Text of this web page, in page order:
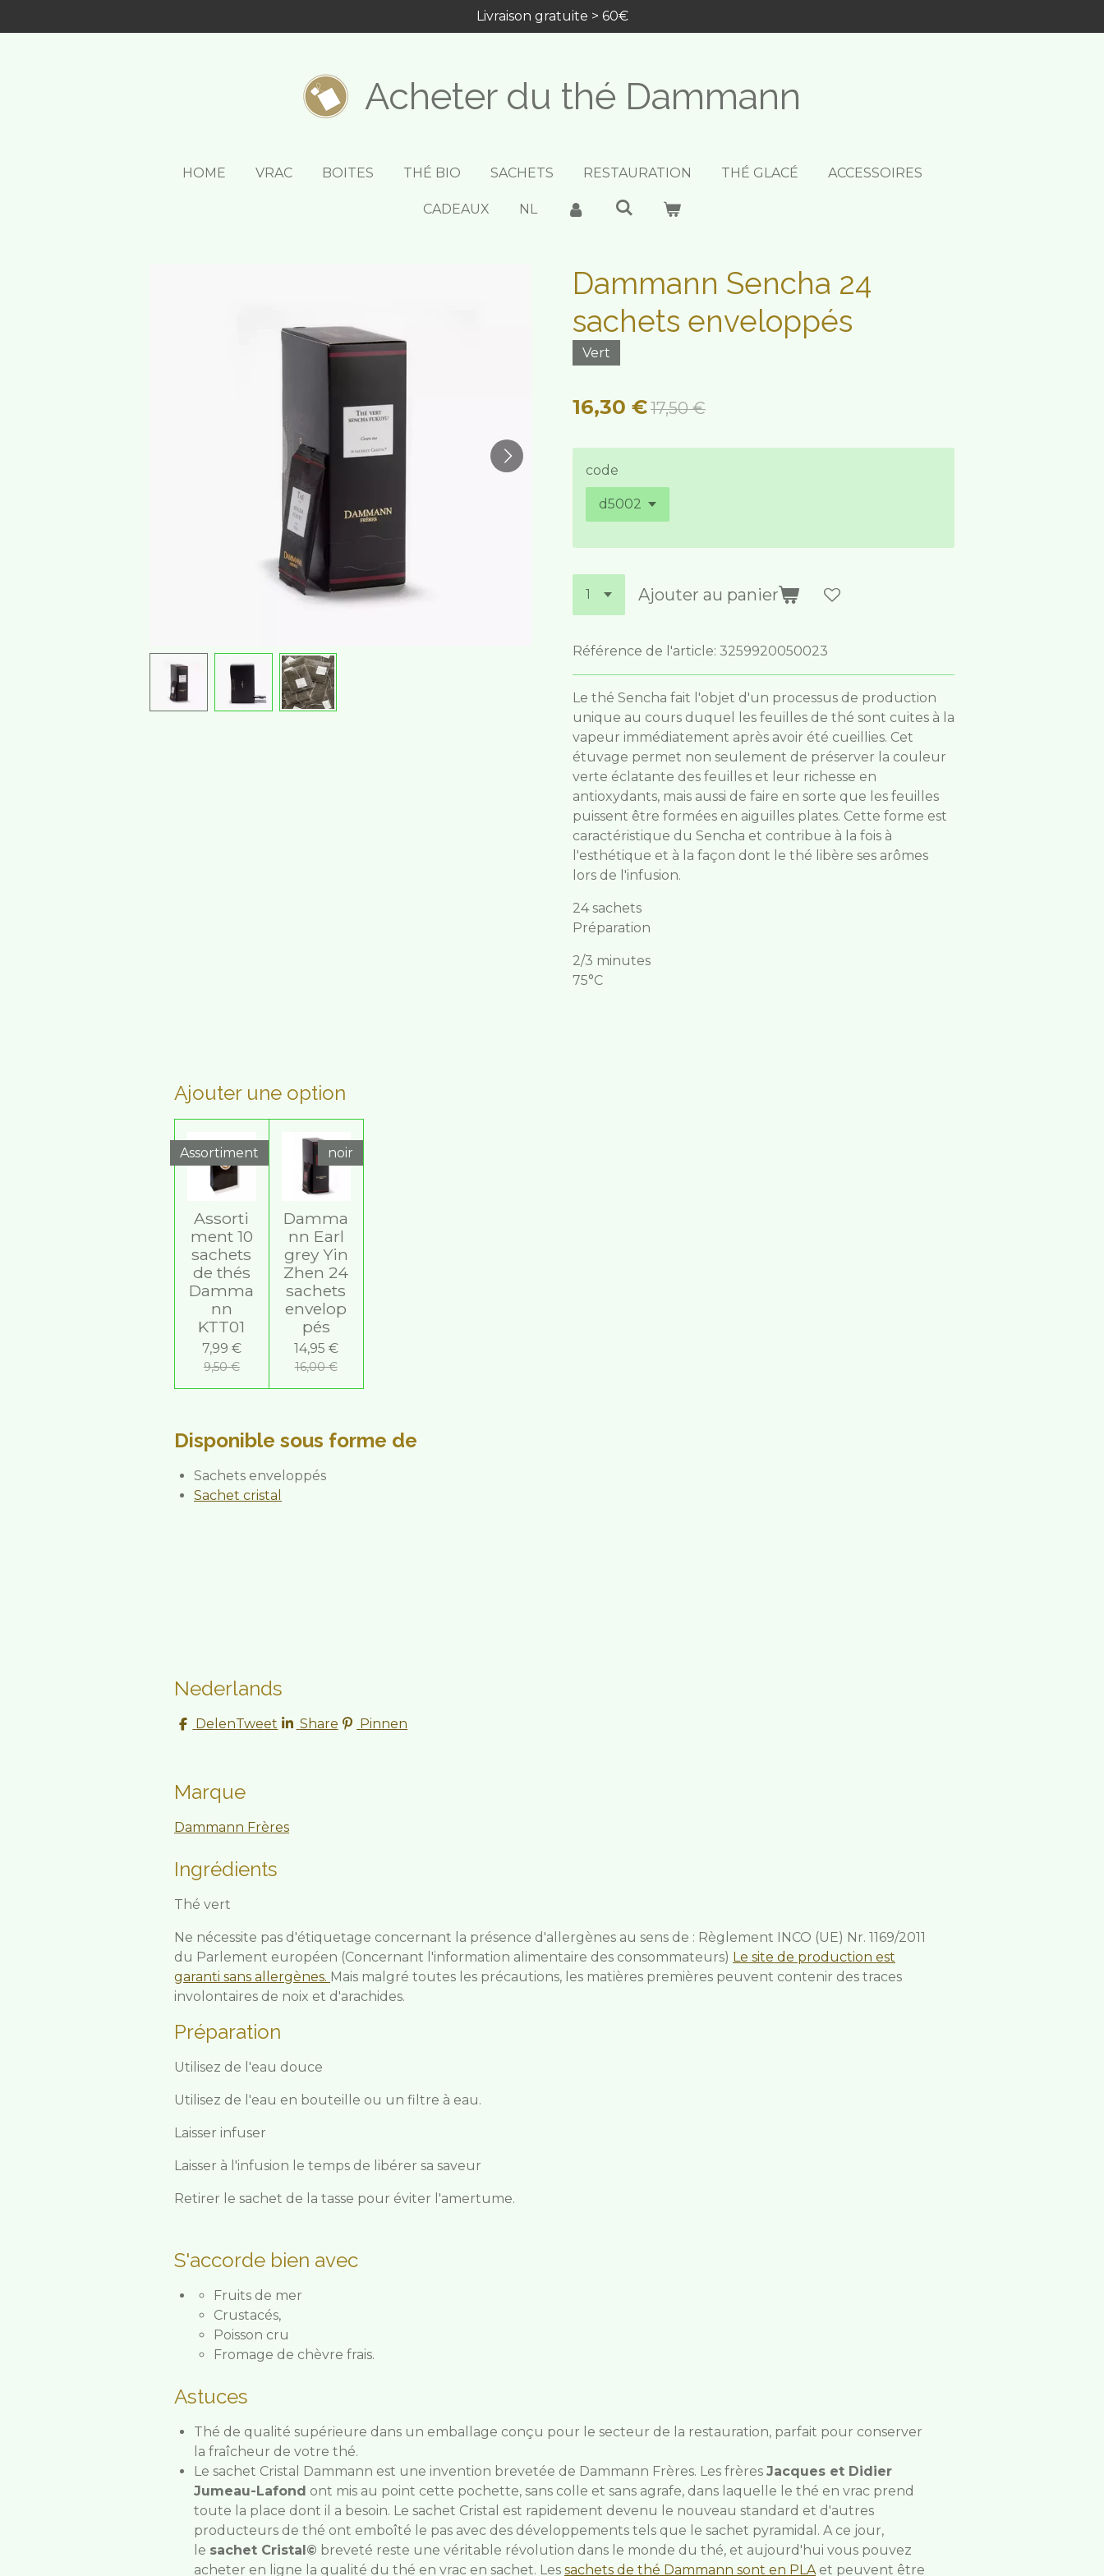
au
Livraison gratuite > 60€
Acheter du thé Dammann
HOME VRAC BOITES THÉ BIO SACHETS RESTAURATION THÉ GLACÉ ACCESSOIRES
CADEAUX NL
Dammann Sencha 24
sachets enveloppés
Vert
16,30 €17,50 €
code
Ajouter au panier
Référence de l'article: 3259920050023
Le thé Sencha fait l'objet d'un processus de production
unique au cours duquel les feuilles de thé sont cuites à la
vapeur immédiatement après avoir été cueillies. Cet
étuvage permet non seulement de préserver la couleur
verte éclatante des feuilles et leur richesse en
antioxydants, mais aussi de faire en sorte que les feuilles
puissent être formées en aiguilles plates. Cette forme est
caractéristique du Sencha et contribue à la fois à
l'esthétique et à la façon dont le thé libère ses arômes
lors de l'infusion.
24 sachets
Préparation
2/3 minutes
75°C
Ajouter une option
Assortiment
Assorti
ment 10
sachets
de thés
Damma
nn
KTT01
7,99 €
9,50 €
noir
Damma
nn Earl
grey Yin
Zhen 24
sachets
envelop
pés
14,95 €
16,00 €
Disponible sous forme de
Sachets enveloppés
Sachet cristal
Nederlands
DelenTweet Share Pinnen
Marque
Dammann Frères
Ingrédients
Thé vert
Ne nécessite pas d'étiquetage concernant la présence d'allergènes au sens de : Règlement INCO (UE) Nr. 1169/2011
du Parlement européen (Concernant l'information alimentaire des consommateurs) Le site de production est
garanti sans allergènes. Mais malgré toutes les précautions, les matières premières peuvent contenir des traces
involontaires de noix et d'arachides.
Préparation
Utilisez de l'eau douce
Utilisez de l'eau en bouteille ou un filtre à eau.
Laisser infuser
Laisser à l'infusion le temps de libérer sa saveur
Retirer le sachet de la tasse pour éviter l'amertume.
S'accorde bien avec
Fruits de mer
Crustacés,
Poisson cru
Fromage de chèvre frais.
Astuces
Thé de qualité supérieure dans un emballage conçu pour le secteur de la restauration, parfait pour conserver
la fraîcheur de votre thé.
Le sachet Cristal Dammann est une invention brevetée de Dammann Frères. Les frères Jacques et Didier
Jumeau-Lafond ont mis au point cette pochette, sans colle et sans agrafe, dans laquelle le thé en vrac prend
toute la place dont il a besoin. Le sachet Cristal est rapidement devenu le nouveau standard et d'autres
producteurs de thé ont emboîté le pas avec des développements tels que le sachet pyramidal. A ce jour,
le sachet Cristal© breveté reste une véritable révolution dans le monde du thé, et aujourd'hui vous pouvez
acheter en ligne la qualité du thé en vrac en sachet. Les sachets de thé Dammann sont en PLA et peuvent être